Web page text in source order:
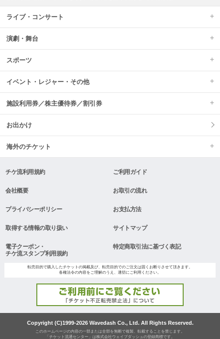
ライブ・コンサート
演劇・舞台
スポーツ
イベント・レジャー・その他
施設利用券／株主優待券／割引券
お出かけ
海外のチケット
チケ流利用規約 ご利用ガイド
会社概要 お取引の流れ
プライバシーポリシー お支払方法
取得する情報の取り扱い サイトマップ
電子クーポン・
チケ流スタンプ利用規約
特定商取引法に基づく表記
転売目的で購入したチケットの掲載及び、転売目的でのご注文は固くお断りさせて頂きます。
各種法令の内容をご理解のうえ、適切にご利用ください。
Copyright (C)1999-2026 Wavedash Co., Ltd. All Rights Reserved.
このホームページの内容の一部または全部を無断で複製、転載することを禁じます。
「チケット流通センター」は株式会社ウェイブダッシュの登録商標です。